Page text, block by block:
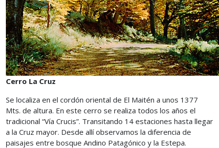
Cerro La Cruz
Se localiza en el cordón oriental de El Maitén a unos 1377
Mts. de altura. En este cerro se realiza todos los años el
tradicional “Vía Crucis”. Transitando 14 estaciones hasta llegar
a la Cruz mayor. Desde allí observamos la diferencia de
paisajes entre bosque Andino Patagónico y la Estepa.